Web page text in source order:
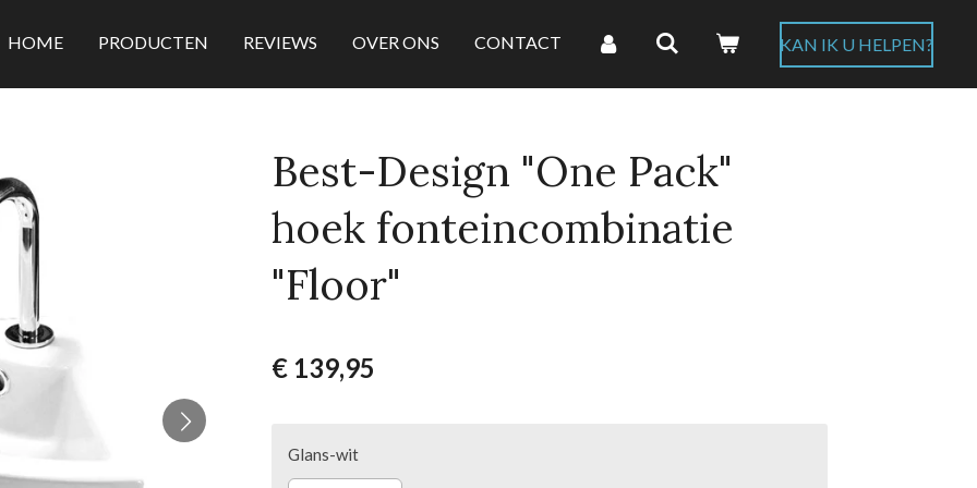
HOME PRODUCTEN REVIEWS OVER ONS CONTACT KAN IK U HELPEN?
Best-Design "One Pack"
hoek fonteincombinatie
"Floor"
€ 139,95
Glans-wit